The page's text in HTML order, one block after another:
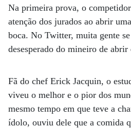
Na primeira prova, o
atenção dos jurados ao abrir
boca. No Twitter, muita gente
desesperado do mineiro de
Fã do chef Erick Jacquin, o
viveu o melhor e o pior dos
mesmo tempo em que teve a
ídolo, ouviu dele que a comida